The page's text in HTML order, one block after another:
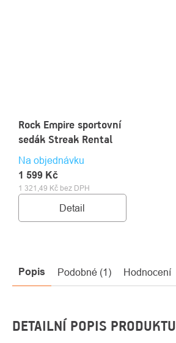
Rock Empire sportovní
sedák Streak Rental
Na objednávku
1 321,49 Kč bez DPH
1 599 Kč
Detail
Popis Podobné (1) Hodnocení
DETAILNÍ POPIS PRODUKTU